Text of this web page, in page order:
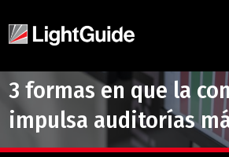
3 formas en que la
impulsa auditorías